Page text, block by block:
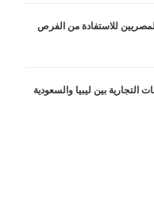
للاستفادة من الفرص
التجارية بين ليبيا والسعودية